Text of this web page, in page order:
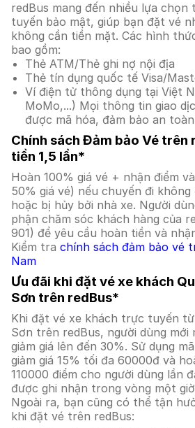
redBus mang đến nhiều lựa
tuyến bảo mật, giúp bạn đặt vé
không cần tiền mặt. Các hình
bao gồm:
Thẻ ATM/Thẻ ghi nợ nội địa
Thẻ tín dụng quốc tế Visa/
Ví điện tử thông dụng tại Việt
MoMo,...) Mọi thông tin giao
được mã hóa, đảm bảo an
Chính sách Đảm bảo Vé trên
tiền 1,5 lần*
Hoàn 100% giá vé + nhận điểm
50% giá vé) nếu chuyến đi
hoặc bị hủy bởi nhà xe. Người
phận chăm sóc khách hàng của
901) để yêu cầu hoàn tiền và
Kiểm tra chính sách đảm bảo vé
Nam
Ưu đãi khi đặt vé xe khách
Sơn trên redBus*
Khi đặt vé xe khách trực tuyến
Sơn trên redBus, người dùng mới
giảm giá lên đến 30%. Sử dụng
giảm giá 15% tối đa 60000đ và
110000 điểm cho người dùng lần
được ghi nhận trong vòng một
Ngoài ra, bạn cũng có thể tận
khi đặt vé trên redBus: